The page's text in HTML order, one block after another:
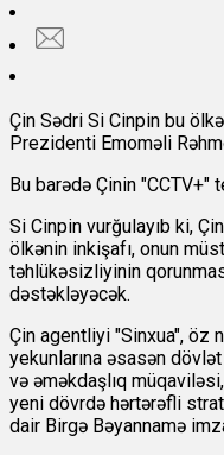
Çin Sədri Si Cinpin bu
Prezidenti Emoməli
Bu barədə Çinin "CCTV+"
Si Cinpin vurğulayıb ki,
ölkənin inkişafı, onun
təhlükəsizliyinin
dəstəkləyəcək.
Çin agentliyi "Sinxua", öz
yekunlarına əsasən
və əməkdaşlıq
yeni dövrdə hərtərəfli
dair Birgə Bəyannamə